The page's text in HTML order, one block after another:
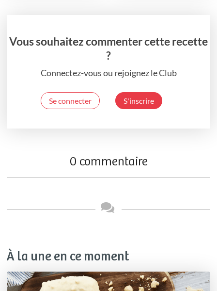
Vous souhaitez commenter cette recette
?
Connectez-vous ou rejoignez le Club
Se connecter S'inscrire
0 commentaire
À la une en ce moment